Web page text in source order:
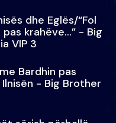
dhe Eglës/“Fol
krahëve…” - Big
VIP 3
Bardhin pas
- Big Brother